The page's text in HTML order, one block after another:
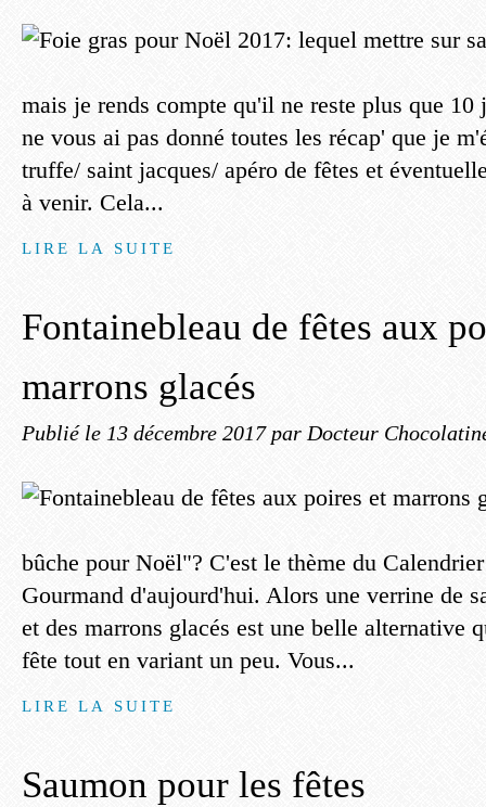
mais je rends compte qu'il ne reste plus que
ne vous ai pas donné toutes les récap' que je
truffe/ saint jacques/ apéro de fêtes et
à venir. Cela...
LIRE LA SUITE
Fontainebleau de fêtes aux
marrons glacés
Publié le 13 décembre 2017 par Docteur
bûche pour Noël"? C'est le thème du
Gourmand d'aujourd'hui. Alors une verrine de
et des marrons glacés est une belle alternative
fête tout en variant un peu. Vous...
LIRE LA SUITE
Saumon pour les fêtes